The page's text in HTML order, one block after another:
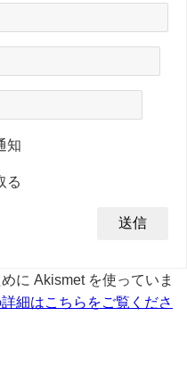
知
る
に Akismet を使っていま
細はこちらをご覧くださ